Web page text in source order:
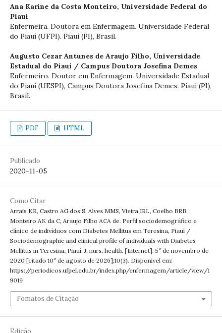
Ana Karine da Costa Monteiro, Universidade Federal do
Piauí
Enfermeira. Doutora em Enfermagem. Universidade Federal
do Piauí (UFPI). Piauí (PI), Brasil.
Augusto Cezar Antunes de Araujo Filho, Universidade
Estadual do Piauí / Campus Doutora Josefina Demes
Enfermeiro. Doutor em Enfermagem. Universidade Estadual
do Piauí (UESPI), Campus Doutora Josefina Demes. Piauí (PI),
Brasil.
PDF HTML
Publicado
2020-11-05
Como Citar
Arrais KR, Castro AG dos S, Alves MMS, Vieira IRL, Coelho BRB,
Monteiro AK da C, Araujo Filho ACA de. Perfil sociodemográfico e
clínico de indivíduos com Diabetes Mellitus em Teresina, Piauí /
Sociodemographic and clinical profile of individuals with Diabetes
Mellitus in Teresina, Piauí. J. nurs. health. [Internet]. 5º de novembro de
2020 [citado 10º de agosto de 2026];10(3). Disponível em:
https://periodicos.ufpel.edu.br/index.php/enfermagem/article/view/1
9019
Fomatos de Citação
Edição